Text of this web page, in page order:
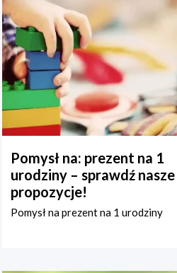
Pomysł na: prezent na 1
urodziny – sprawdź nasze
propozycje!
Pomysł na prezent na 1 urodziny